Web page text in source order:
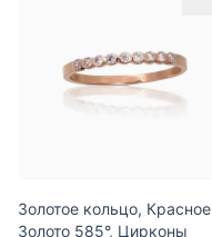
Золотое кольцо, Красное
Золото 585°, Цирконы